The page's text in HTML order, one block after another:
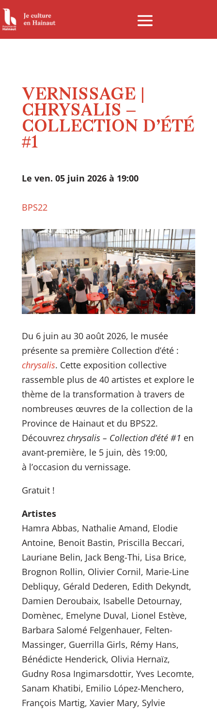
Panneau de gestion des cookies
VERNISSAGE |
CHRYSALIS –
COLLECTION D’ÉTÉ
#1
Le ven. 05 juin 2026 à 19:00
BPS22
Du 6 juin au 30 août 2026, le musée
présente sa première Collection d’été :
chrysalis. Cette exposition collective
rassemble plus de 40 artistes et explore le
thème de la trans­for­ma­tion à travers de
nombreuses œuvres de la collection de la
Province de Hainaut et du BPS22.
Découvrez chrysalis – Collection d’été #1 en
avant-première, le 5 juin, dès 19:00,
à l’occasion du vernissage.
Gratuit !
Artistes
Hamra Abbas, Nathalie Amand, Elodie
Antoine, Benoit Bastin, Priscilla Beccari,
Lauriane Belin, Jack Beng-Thi, Lisa Brice,
Brognon Rollin, Olivier Cornil, Marie-Line
Debliquy, Gérald Dederen, Edith Dekyndt,
Damien Deroubaix, Isabelle Detournay,
Domènec, Emelyne Duval, Lionel Estève,
Barbara Salomé Felgenhauer, Felten-
Massinger, Guerrilla Girls, Rémy Hans,
Bénédicte Henderick, Olivia Hernaïz,
Gudny Rosa Ingi­mars­dot­tir, Yves Lecomte,
Sanam Khatibi, Emilio López-Menchero,
François Martig, Xavier Mary, Sylvie